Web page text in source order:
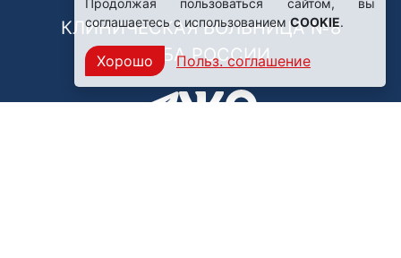
КЛИНИЧЕСКАЯ БОЛЬНИЦА №8
ФМБА РОССИИ
Продолжая пользоваться сайтом, вы
соглашаетесь с использованиемCOOKIE.
Хорошо Польз. соглашение